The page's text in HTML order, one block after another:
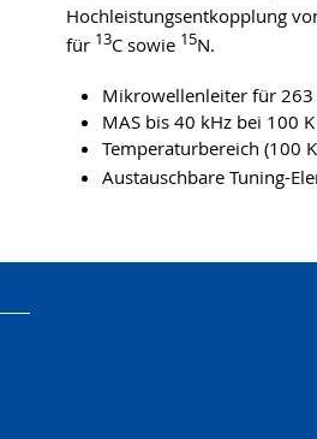
Hochleistungsentkopplung
für 13C sowie 15N.
Mikrowellenleiter für 263
MAS bis 40 kHz bei 100
Temperaturbereich (100
Austauschbare Tuning-